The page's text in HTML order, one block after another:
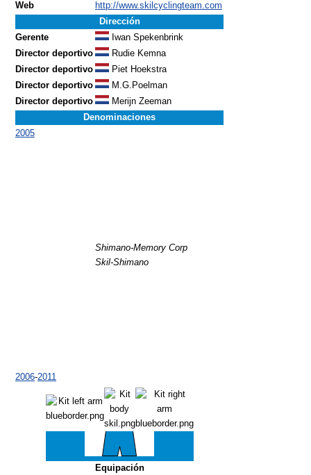
Web
http://www.skilcyclingteam.com
Dirección
Gerente
Iwan Spekenbrink
Director deportivo
Rudie Kemna
Director deportivo
Piet Hoekstra
Director deportivo
M.G.Poelman
Director deportivo
Merijn Zeeman
Denominaciones
2005
2006-2011
Shimano-Memory Corp
Skil-Shimano
Equipación